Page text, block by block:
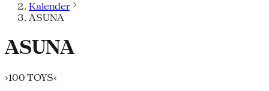
Kalender
ASUNA
ASUNA
›100 TOYS‹